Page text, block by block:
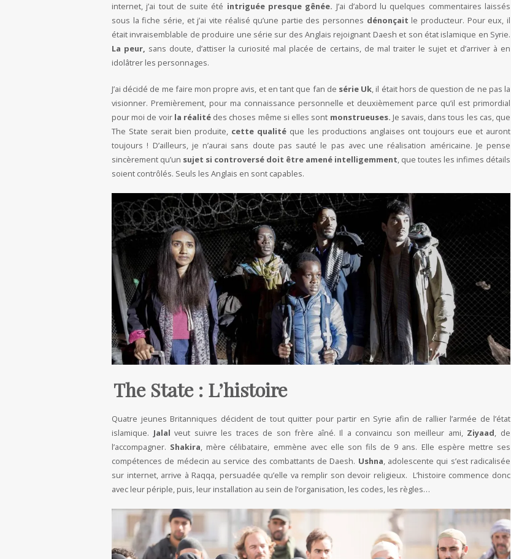
internet, j’ai tout de suite été intriguée presque gênée. J’ai d’abord lu quelques commentaires laissés
sous la fiche série, et j’ai vite réalisé qu’une partie des personnes dénonçait le producteur. Pour eux, il
était invraisemblable de produire une série sur des Anglais rejoignant Daesh et son état islamique en Syrie.
La peur, sans doute, d’attiser la curiosité mal placée de certains, de mal traiter le sujet et d’arriver à en
idolâtrer les personnages.
J’ai décidé de me faire mon propre avis, et en tant que fan de série Uk, il était hors de question de ne pas la
visionner. Premièrement, pour ma connaissance personnelle et deuxièmement parce qu’il est primordial
pour moi de voir la réalité des choses même si elles sont monstrueuses. Je savais, dans tous les cas, que
The State serait bien produite, cette qualité que les productions anglaises ont toujours eue et auront
toujours ! D’ailleurs, je n’aurai sans doute pas sauté le pas avec une réalisation américaine. Je pense
sincèrement qu’un sujet si controversé doit être amené intelligemment, que toutes les infimes détails
soient contrôlés. Seuls les Anglais en sont capables.
The State : L’histoire
Quatre jeunes Britanniques décident de tout quitter pour partir en Syrie afin de rallier l’armée de l’état
islamique. Jalal veut suivre les traces de son frère aîné. Il a convaincu son meilleur ami, Ziyaad, de
l’accompagner. Shakira, mère célibataire, emmène avec elle son fils de 9 ans. Elle espère mettre ses
compétences de médecin au service des combattants de Daesh. Ushna, adolescente qui s’est radicalisée
sur internet, arrive à Raqqa, persuadée qu’elle va remplir son devoir religieux. L’histoire commence donc
avec leur périple, puis, leur installation au sein de l’organisation, les codes, les règles…